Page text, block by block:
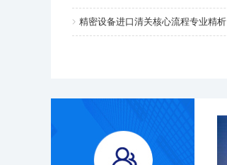
精密设备进口清关核心流程专业精析